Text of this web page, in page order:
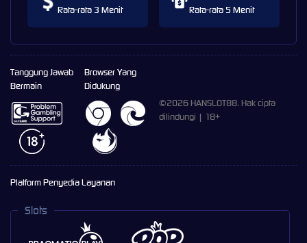
Rata-rata 3 Menit Rata-rata 5 Menit
Tanggung Jawab
Bermain
Browser Yang
Didukung
©2026 HANSLOT88. Hak cipta
dilindungi | 18+
Platform Penyedia Layanan
Slots